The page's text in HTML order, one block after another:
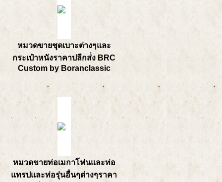
หมวดขายชุดเบาะต่างๆและ
กระเป๋าหนังราคาปลีกส่่ง BRC
Custom by Boranclassic
หมวดขายท่อเมกาโฟนและท่อ
แทรปและท่อรุ่นอื่นๆต่างๆราคา